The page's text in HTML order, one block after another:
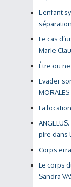
L’enfant
Le cas
Marie
Être ou
Evader
MORALES
La
pire dans
Corps
Le corps
Sandra